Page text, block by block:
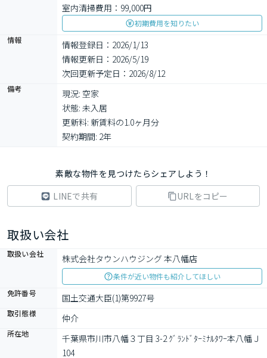
室内清掃費用：99,000円
初期費用を知りたい
情報
情報登録日：2026/1/13
情報更新日：2026/5/19
次回更新予定日：2026/8/12
備考
現況: 空家
状態: 未入居
更新料: 新賃料の1.0ヶ月分
契約期間: 2年
素敵な物件を見つけたらシェアしよう！
LINEで共有
URLをコピー
取扱い会社
取扱い会社 株式会社タウンハウジング 本八幡店
条件が近い物件も紹介してほしい
免許番号
国土交通大臣(1)第9927号
取引態様 仲介
所在地
千葉県市川市八幡３丁目 3-2 ｸﾞﾗﾝﾄﾞﾀｰﾐﾅﾙﾀﾜｰ本八幡Ｊ
104